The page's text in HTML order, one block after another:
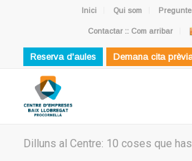
Inici Qui som
Contactar :: Com arribar
Reserva d'aules Demana cita
Dilluns al Centre: 10 coses que